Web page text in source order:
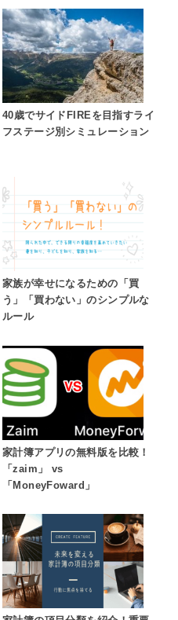
40歳でサイドFIREを目指すライ
フステージ別シミュレーション
家族が幸せになるための「買
う」「買わない」のシンプルな
ルール
家計簿アプリの無料版を比較！
「zaim」 vs
「MoneyFoward」